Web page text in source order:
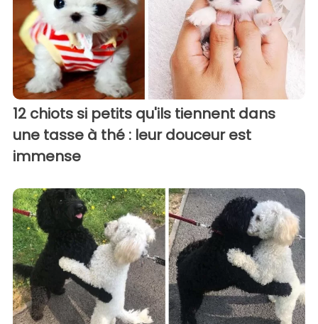
12 chiots si petits qu'ils tiennent dans
une tasse à thé : leur douceur est
immense